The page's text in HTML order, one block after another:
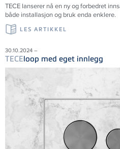
TECE lanserer nå en ny og forbedret
både installasjon og bruk enda enklere.
LES ARTIKKEL
30.10.2024 –
TECEloop med eget innlegg